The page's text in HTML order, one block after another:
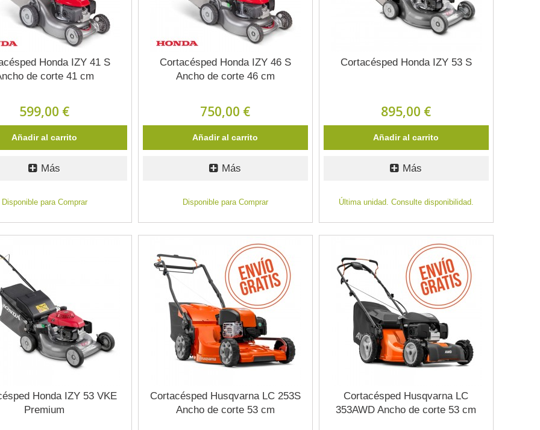
Honda IZY 41 S
de corte 41 cm
599,00 €
Añadir al carrito
Más
Disponible para Comprar
Cortacésped Honda IZY 46 S
Ancho de corte 46 cm
750,00 €
Añadir al carrito
Más
Disponible para Comprar
Cortacésped Honda IZY 53 S
895,00 €
Añadir al carrito
Más
Última unidad. Consulte disponibilidad.
Honda IZY 53 VKE
Premium
Cortacésped Husqvarna LC 253S
Ancho de corte 53 cm
Cortacésped Husqvarna LC
353AWD Ancho de corte 53 cm